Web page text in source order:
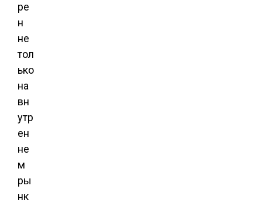
ре
н
не
тол
ько
на
вн
утр
ен
не
м
ры
нк